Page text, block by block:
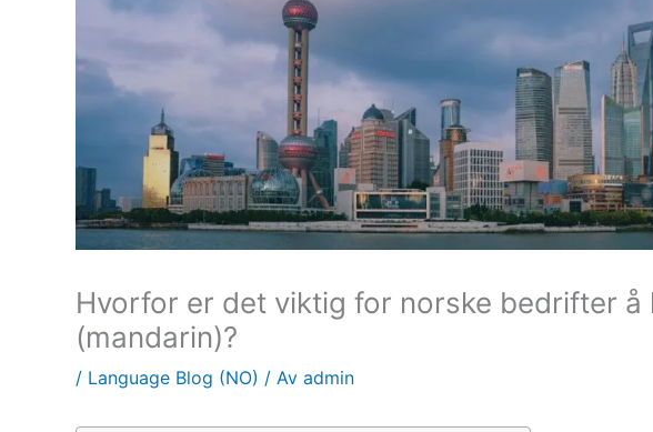
Hvorfor er det viktig for norske bedrifter
(mandarin)?
/ Language Blog (NO) / Av admin